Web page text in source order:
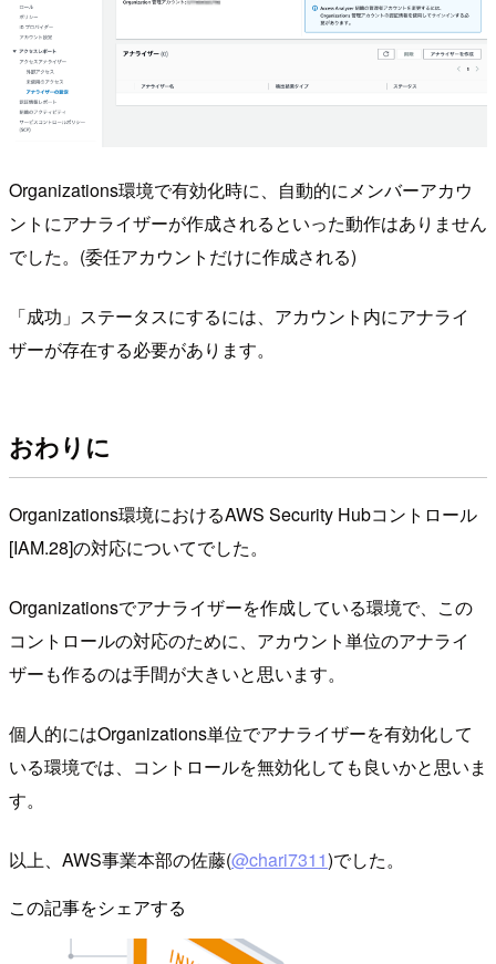
Organizations環境で有効化時に、自動的にメンバーアカウ
ントにアナライザーが作成されるといった動作はありません
でした。(委任アカウントだけに作成される)
「成功」ステータスにするには、アカウント内にアナライ
ザーが存在する必要があります。
おわりに
Organizations環境におけるAWS Security Hubコントロール
[IAM.28]の対応についてでした。
Organizationsでアナライザーを作成している環境で、この
コントロールの対応のために、アカウント単位のアナライ
ザーも作るのは手間が大きいと思います。
個人的にはOrganizations単位でアナライザーを有効化して
いる環境では、コントロールを無効化しても良いかと思いま
す。
以上、AWS事業本部の佐藤(@chari7311)でした。
この記事をシェアする